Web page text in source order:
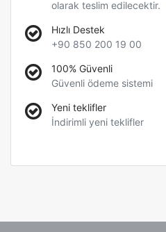
olarak teslim edilecektir.
Hızlı Destek
+90 850 200 19 00
100% Güvenli
Güvenli ödeme sistemi
Yeni teklifler
İndirimli yeni teklifler